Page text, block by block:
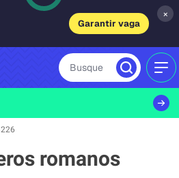
Garantir vaga
×
Busque
226
romanos